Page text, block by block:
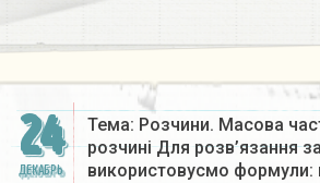
24
ДЕКАБРЬ
Тема: Розчини. Масова
розчині Для розв’язання
використовусмо формули: